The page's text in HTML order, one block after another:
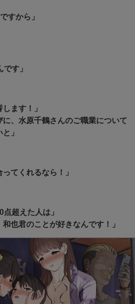
すから」
す」
ます！」
に、水原千鶴さんのご職業について
」
てくれるなら！」
点超えた人は」
也君のことが好きなんです！」